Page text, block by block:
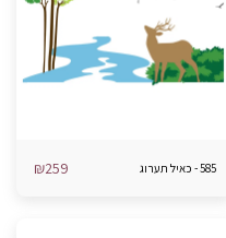
585 - כאיל תערוג ₪259